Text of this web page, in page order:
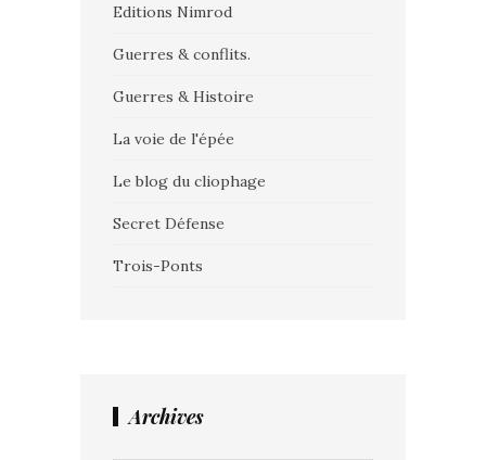
Editions Nimrod
Guerres & conflits.
Guerres & Histoire
La voie de l'épée
Le blog du cliophage
Secret Défense
Trois-Ponts
Archives